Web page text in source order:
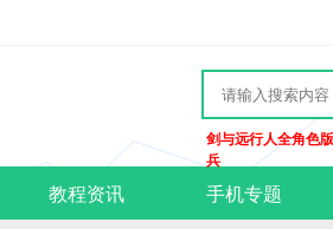
剑与远行人全角色版
兵
教程资讯 手机专题